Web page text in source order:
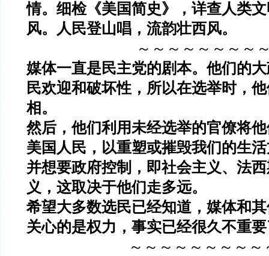
情。细检《美国简史》，详查人类
风。人民登山唱，流韵壮西风。
～～～～～～～～
媒体一直是民主党的剧本。他们的
民欢迎和破坏性，所以在选举时，
相。
然后，他们利用未经选举的官僚将
美国人民，以重塑或摧毁我们的生
并想要政府控制，即社会主义、法
义，这取决于他们走多远。
希望大多数选民已经知道，媒体和
关心的是权力，事实已经很久不重
～～～～～～～～～